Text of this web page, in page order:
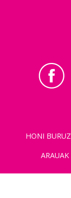
HONI BURUZ
ARAUAK